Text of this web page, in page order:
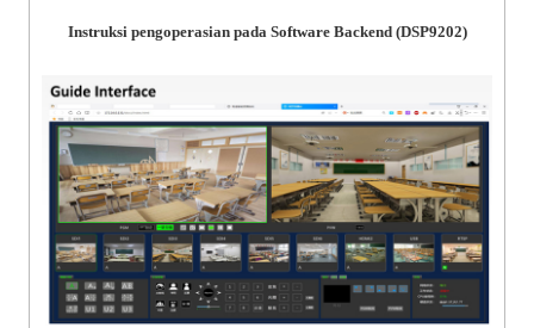
Instruksi pengoperasian pada Software Backend (DSP9202)